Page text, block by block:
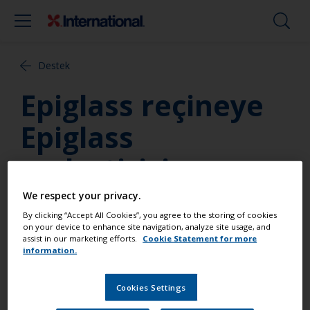
Destek
Epiglass reçineye
Epiglass
serleştirici
eklerken doğru
miktar nedir?
doğru bir kimyaya dayanan belirli bir oranda
kürlenme sağlanması için geliştirilmiştir. İki
We respect your privacy.
By clicking “Accept All Cookies”, you agree to the storing of cookies
on your device to enhance site navigation, analyze site usage, and
assist in our marketing efforts.
Cookie Statement for more
information.
Cookies Settings